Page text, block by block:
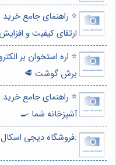
⭐️ راهنمای جامع
ارتقای کیفیت و
⭐️ اره استخوان بر
برش گوشت 🥩
⭐️ راهنمای جامع
آشپزخانه شما 🍳
:فروشگاه دیجی اسکال